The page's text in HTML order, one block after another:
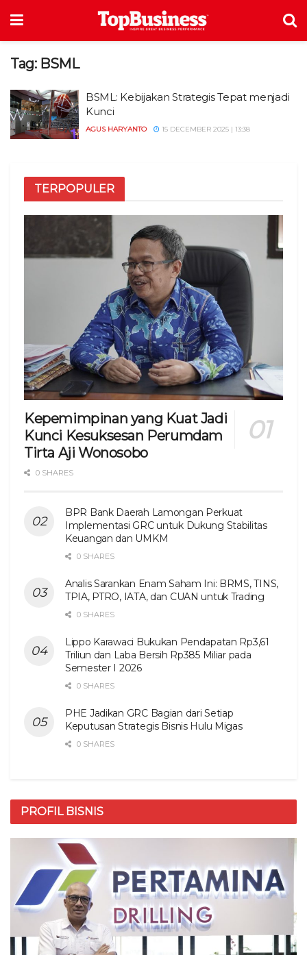
Tag: BSML
BSML: Kebijakan Strategis Tepat menjadi
Kunci
AGUS HARYANTO 15 DECEMBER 2025 | 13:38
TERPOPULER
Kepemimpinan yang Kuat Jadi
Kunci Kesuksesan Perumdam
Tirta Aji Wonosobo
0 SHARES
BPR Bank Daerah Lamongan Perkuat
Implementasi GRC untuk Dukung Stabilitas
Keuangan dan UMKM
0 SHARES
Analis Sarankan Enam Saham Ini: BRMS, TINS,
TPIA, PTRO, IATA, dan CUAN untuk Trading
0 SHARES
Lippo Karawaci Bukukan Pendapatan Rp3,61
Triliun dan Laba Bersih Rp385 Miliar pada
Semester I 2026
0 SHARES
PHE Jadikan GRC Bagian dari Setiap
Keputusan Strategis Bisnis Hulu Migas
0 SHARES
PROFIL BISNIS